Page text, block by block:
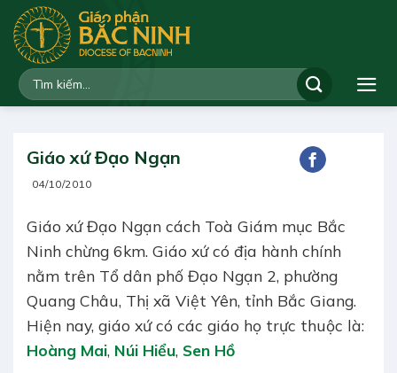
qua
dung
Giáo xứ Đạo Ngạn
04/10/2010
Giáo xứ Đạo Ngạn cách Toà Giám mục Bắc
Ninh chừng 6km. Giáo xứ có địa hành chính
nằm trên Tổ dân phố Đạo Ngạn 2, phường
Quang Châu, Thị xã Việt Yên, tỉnh Bắc Giang.
Hiện nay, giáo xứ có các giáo họ trực thuộc là:
Hoàng Mai, Núi Hiểu, Sen Hồ